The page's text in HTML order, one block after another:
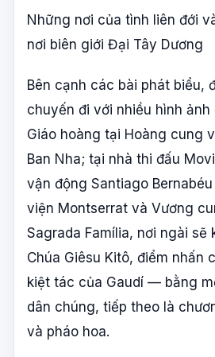
Những nơi của tình liên đới
nơi biên giới Đại Tây Dương
Bên cạnh các bài phát biểu,
chuyến đi với nhiều hình
Giáo hoàng tại Hoàng cung
Ban Nha; tại nhà thi đấu
vận động Santiago
viện Montserrat và Vương
Sagrada Família, nơi ngài sẽ
Chúa Giêsu Kitô, điểm nhấn
kiệt tác của Gaudí — bằng
dân chúng, tiếp theo là
và pháo hoa.